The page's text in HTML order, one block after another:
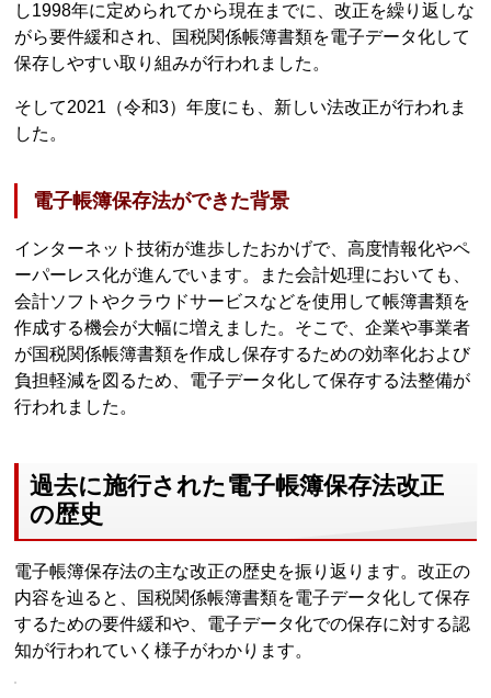
し1998年に定められてから現在までに、改正を繰り返しな
がら要件緩和され、国税関係帳簿書類を電子データ化して
保存しやすい取り組みが行われました。
そして2021（令和3）年度にも、新しい法改正が行われま
した。
電子帳簿保存法ができた背景
インターネット技術が進歩したおかげで、高度情報化やペ
ーパーレス化が進んでいます。また会計処理においても、
会計ソフトやクラウドサービスなどを使用して帳簿書類を
作成する機会が大幅に増えました。そこで、企業や事業者
が国税関係帳簿書類を作成し保存するための効率化および
負担軽減を図るため、電子データ化して保存する法整備が
行われました。
過去に施行された電子帳簿保存法改正
の歴史
電子帳簿保存法の主な改正の歴史を振り返ります。改正の
内容を辿ると、国税関係帳簿書類を電子データ化して保存
するための要件緩和や、電子データ化での保存に対する認
知が行われていく様子がわかります。